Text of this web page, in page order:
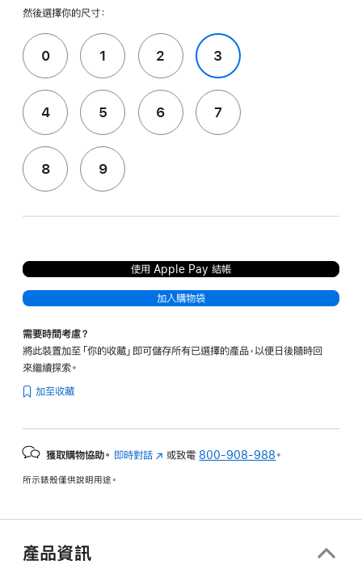
然後選擇你的尺寸：
0 1 2 3
4 5 6 7
8 9
使用 Apple Pay 結帳
加入購物袋
需要時間考慮？
將此裝置加至「你的收藏」即可儲存所有已選擇的產品，以便日後隨時回
來繼續探索。
加至收藏
獲取購物協助。 即時對話 (以
開
或致電 800-908-988 。
所示錶殼僅供說明用途。
產品資訊